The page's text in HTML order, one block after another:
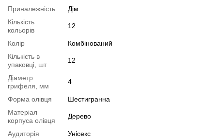
Приналежність
Дім
Кількість
кольорів
12
Колір
Комбінований
Кількість в
упаковці, шт
12
Діаметр
грифеля, мм
4
Форма олівця
Шестигранна
Матеріал
корпуса олівця
Дерево
Аудиторія
Унісекс